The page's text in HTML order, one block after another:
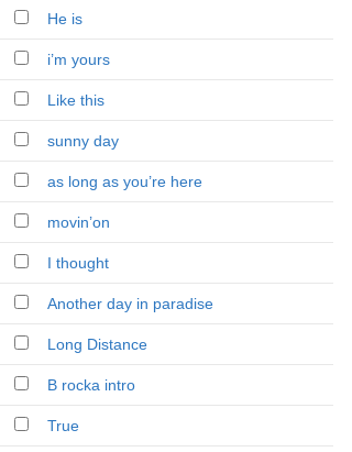
He is
i’m yours
Like this
sunny day
as long as you’re here
movin’on
I thought
Another day in paradise
Long Distance
B rocka intro
True